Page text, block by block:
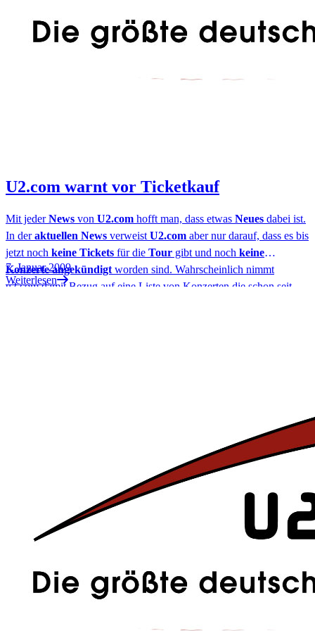
U2.com warnt vor Ticketkauf
Mit jederNews von U2.com hofft man, dass etwas Neues dabei ist.
In deraktuellen News verweist U2.com aber nur darauf, dass es bis
jetzt noch keine Tickets für die Tour gibt und noch keine
Konzerte angekündigt worden sind. Wahrscheinlich nimmt
u2.com damit Bezug auf eine Liste von Konzerten die schon seit
7. Januar 2009
Weiterlesen